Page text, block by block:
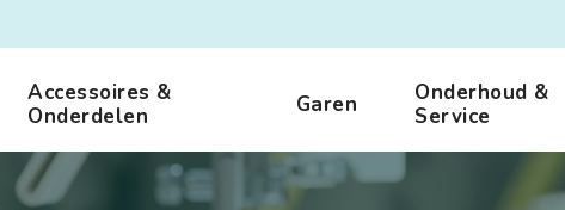
Accessoires &
Onderdelen
Garen
Onderhoud &
Service